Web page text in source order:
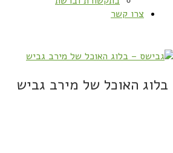
צרו קשר
בלוג האוכל של מירב גביש